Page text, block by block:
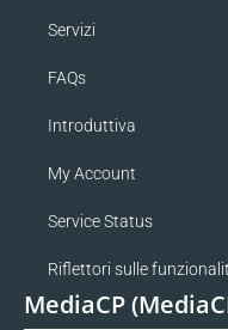
Servizi
FAQs
Introduttiva
My Account
Service Status
Riflettori sulle
MediaCP